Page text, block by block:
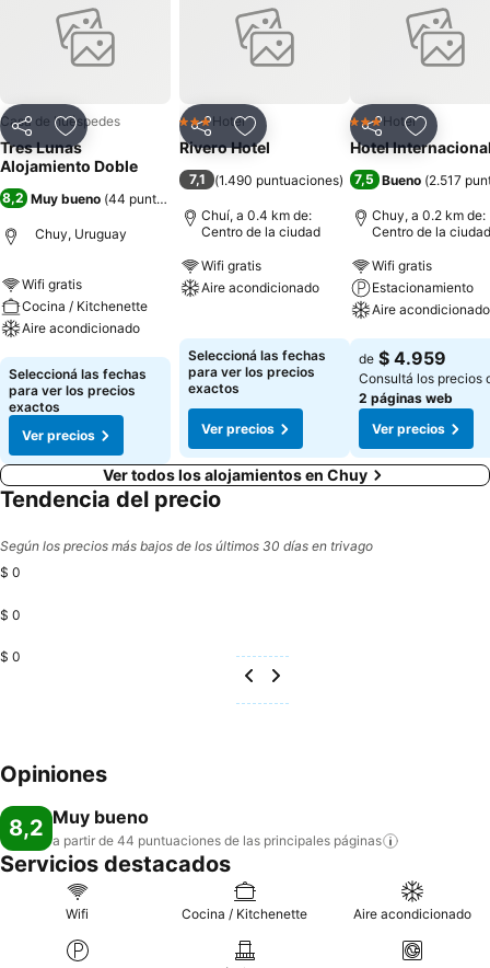
CompartirAñadir a favoritos
Casa de huéspedes
Tres Lunas
Alojamiento Doble
8,2 Muy bueno (44 puntuaciones
Chuy, Uruguay
Wifi gratis
Cocina / Kitchenette
Aire acondicionado
Ver precios
Seleccioná las fechas
para ver los precios
exactos
Ver precios
CompartirAñadir a favoritos
3 Estrellas
Hotel
Rivero Hotel
7,1 (1.490 puntuaciones)
Chuí, a 0.4 km de:
Centro de la ciudad
Wifi gratis
Aire acondicionado
Seleccioná las fechas
para ver los precios
exactos
Ver precios
CompartirAñadir
3 Estrellas
Hotel
Hotel
7,5 Bueno (2.517
Chuy, a 0.2 km de:
Centro de la ciudad
Wifi gratis
Estacionamiento
Aire acondicionado
Ver precios
de $ 4.959
Consultá los precios
2 páginas web
Ver precios
Ver todos los alojamientos en Chuy
Tendencia del precio
Según los precios más bajos de los últimos 30 días en trivago
$ 0
$ 0
$ 0
Opiniones
8,2 Muy bueno
a partir de 44 puntuaciones de las principales páginas
Servicios destacados
Wifi Cocina / Kitchenette Aire acondicionado